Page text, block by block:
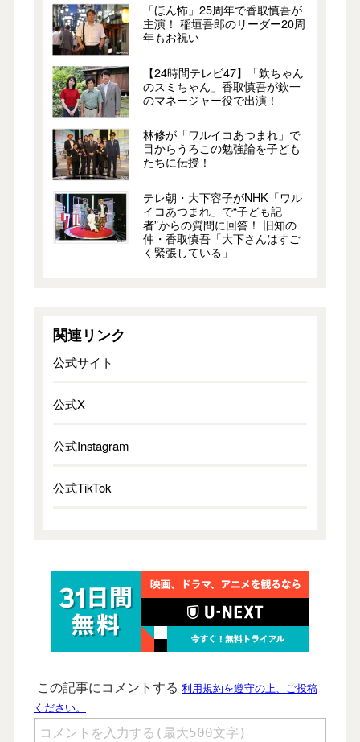
「ほん怖」25周年で香取慎吾が
主演！ 稲垣吾郎のリーダー20周
年もお祝い
【24時間テレビ47】「欽ちゃん
のスミちゃん」香取慎吾が欽一
のマネージャー役で出演！
林修が「ワルイコあつまれ」で
目からうろこの勉強論を子ども
たちに伝授！
テレ朝・大下容子がNHK「ワル
イコあつまれ」で“子ども記
者”からの質問に回答！ 旧知の
仲・香取慎吾「大下さんはすご
く緊張している」
関連リンク
公式サイト
公式X
公式Instagram
公式TikTok